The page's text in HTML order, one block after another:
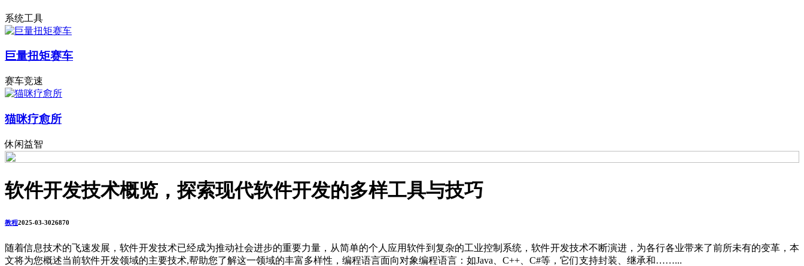
系统工具
巨量扭矩赛车
赛车竞速
猫咪疗愈所
休闲益智
软件开发技术概览，探索现代软件开发的多样工具与技巧
教程2025-03-3026870
随着信息技术的飞速发展，软件开发技术已经成为推动社会进步的重要力量，从简单的个人应用软件到复杂的工业控制系统，软件开发技术不断演进，为各行各业带来了前所未有的变革，本
文将为您概述当前软件开发领域的主要技术,帮助您了解这一领域的丰富多样性，编程语言面向对象编程语言：如Java、C++、C#等，它们支持封装、继承和……...